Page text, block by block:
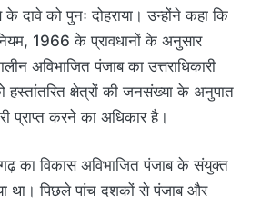
दावे को पुनः दोहराया। उन्होंने कहा कि
1966 के प्रावधानों के अनुसार
अविभाजित पंजाब का उत्तराधिकारी
हस्तांतरित क्षेत्रों की जनसंख्या के अनुपात
प्राप्त करने का अधिकार है।
का विकास अविभाजित पंजाब के संयुक्त
था। पिछले पांच दशकों से पंजाब और